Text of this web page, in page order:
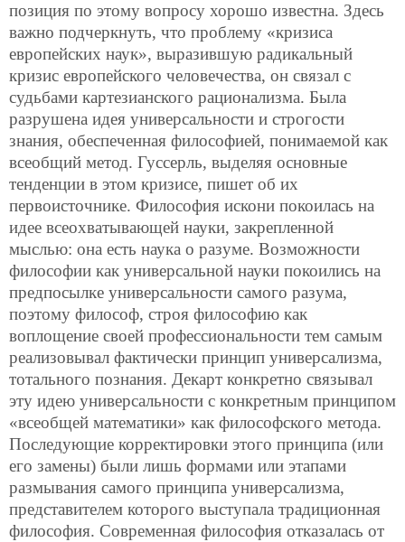
позиция по этому вопросу хорошо известна. Здесь
важно подчеркнуть, что проблему «кризиса
европейских наук», выразившую радикальный
кризис европейского человечества, он связал с
судьбами картезианского рационализма. Была
разрушена идея универсальности и строгости
знания, обеспеченная философией, понимаемой как
всеобщий метод. Гуссерль, выделяя основные
тенденции в этом кризисе, пишет об их
первоисточнике. Философия искони покоилась на
идее всеохватывающей науки, закрепленной
мыслью: она есть наука о разуме. Возможности
философии как универсальной науки покоились на
предпосылке универсальности самого разума,
поэтому философ, строя философию как
воплощение своей профессиональности тем самым
реализовывал фактически принцип универсализма,
тотального познания. Декарт конкретно связывал
эту идею универсальности с конкретным принципом
«всеобщей математики» как философского метода.
Последующие корректировки этого принципа (или
его замены) были лишь формами или этапами
размывания самого принципа универсализма,
представителем которого выступала традиционная
философия. Современная философия отказалась от